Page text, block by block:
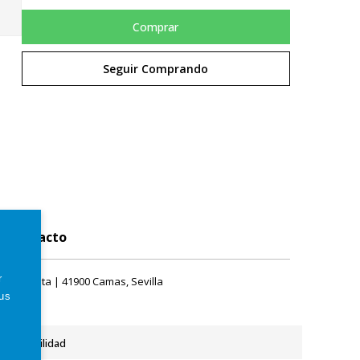
Comprar
Seguir Comprando
Contacto
Plata | 41900 Camas, Sevilla
Accesibilidad